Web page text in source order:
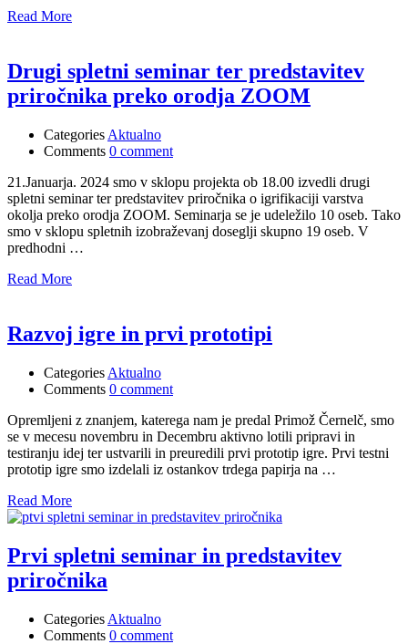
Read More
Drugi spletni seminar ter predstavitev
priročnika preko orodja ZOOM
Categories Aktualno
Comments 0 comment
21.Januarja. 2024 smo v sklopu projekta ob 18.00 izvedli drugi
spletni seminar ter predstavitev priročnika o igrifikaciji varstva
okolja preko orodja ZOOM. Seminarja se je udeležilo 10 oseb. Tako
smo v sklopu spletnih izobraževanj doseglji skupno 19 oseb. V
predhodni …
Read More
Razvoj igre in prvi prototipi
Categories Aktualno
Comments 0 comment
Opremljeni z znanjem, katerega nam je predal Primož Černelč, smo
se v mecesu novembru in Decembru aktivno lotili pripravi in
testiranju idej ter ustvarili in preuredili prvi prototip igre. Prvi testni
prototip igre smo izdelali iz ostankov trdega papirja na …
Read More
Prvi spletni seminar in predstavitev
priročnika
Categories Aktualno
Comments 0 comment